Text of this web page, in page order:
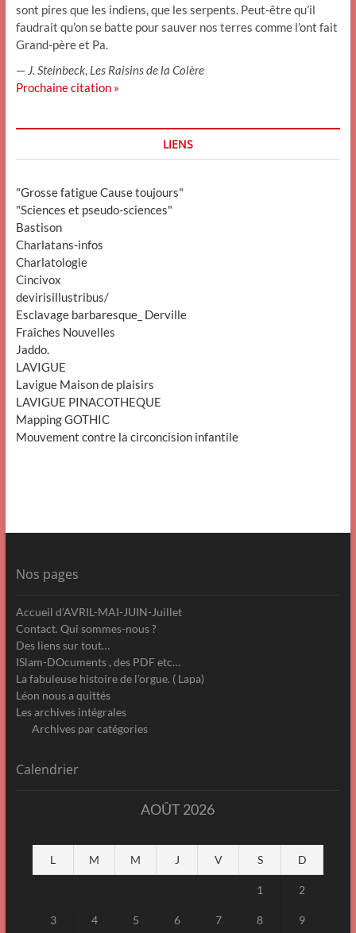
sont pires que les indiens, que les serpents. Peut-être qu’il
faudrait qu’on se batte pour sauver nos terres comme l’ont fait
Grand-père et Pa.
— J. Steinbeck, Les Raisins de la Colère
Prochaine citation »
LIENS
"Grosse fatigue Cause toujours"
"Sciences et pseudo-sciences"
Bastison
Charlatans-infos
Charlatologie
Cincivox
devirisillustribus/
Esclavage barbaresque_ Derville
Fraîches Nouvelles
Jaddo.
LAVIGUE
Lavigue Maison de plaisirs
LAVIGUE PINACOTHEQUE
Mapping GOTHIC
Mouvement contre la circoncision infantile
Nos pages
Accueil d’AVRIL-MAI-JUIN-Juillet
Contact. Qui sommes-nous ?
Des liens sur tout…
ISlam-DOcuments , des PDF etc…
La fabuleuse histoire de l’orgue. ( Lapa)
Léon nous a quittés
Les archives intégrales
Archives par catégories
Calendrier
AOÛT 2026
L M M J V S D
1 2
3 4 5 6 7 8 9